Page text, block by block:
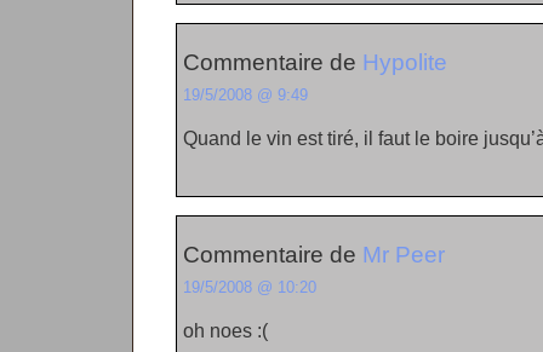
Commentaire de Hypolite
19/5/2008 @ 9:49
Quand le vin est tiré, il faut le boire
Commentaire de Mr Peer
19/5/2008 @ 10:20
oh noes :(